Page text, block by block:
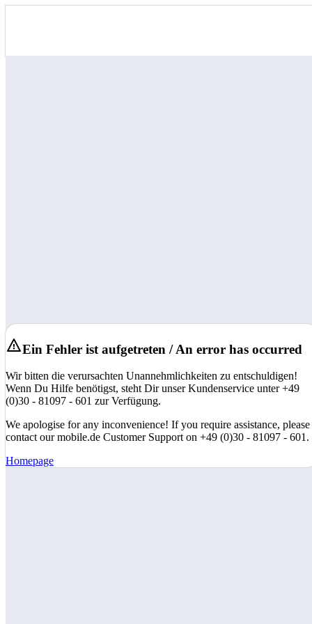
Ein Fehler ist aufgetreten / An error has occurred
Wir bitten die verursachten Unannehmlichkeiten zu entschuldigen!
Wenn Du Hilfe benötigst, steht Dir unser Kundenservice unter +49
(0)30 - 81097 - 601 zur Verfügung.
We apologise for any inconvenience! If you require assistance, please
contact our mobile.de Customer Support on +49 (0)30 - 81097 - 601.
Homepage